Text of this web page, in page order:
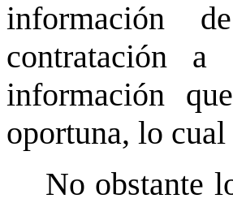
información
contratación
información
oportuna, lo
No obstante